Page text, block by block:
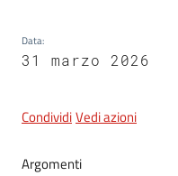
5x1000
Servizi
line
Data:
31 marzo 2026
CondividiVedi azioni
Argomenti